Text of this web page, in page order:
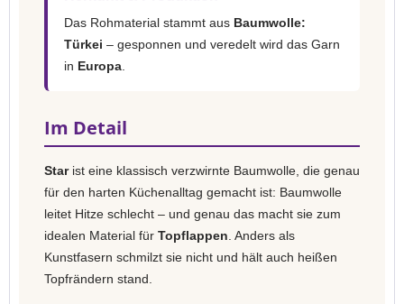
Das Rohmaterial stammt aus Baumwolle:
Türkei – gesponnen und veredelt wird das Garn
in Europa
Im Detail
Starist eine klassisch verzwirnte Baumwolle, die genau
für den harten Küchenalltag gemacht ist: Baumwolle
leitet Hitze schlecht – und genau das macht sie zum
idealen Material für Topflappen . Anders als
Kunstfasern schmilzt sie nicht und hält auch heißen
Topfrändern stand.